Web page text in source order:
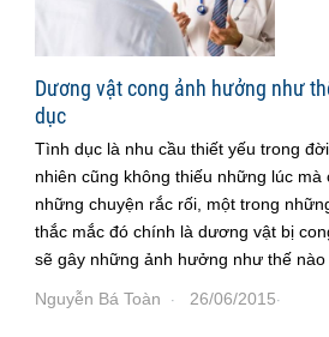
Dương vật cong ảnh hưởng như
dục
Tình dục là nhu cầu thiết yếu trong
nhiên cũng không thiếu những lúc
những chuyện rắc rối, một trong
thắc mắc đó chính là dương vật bị
sẽ gây những ảnh hưởng như thế
Nguyễn Bá Toàn · 26/06/2015·